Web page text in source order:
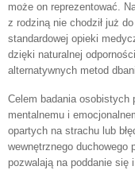
może on reprezentować.
z rodziną nie chodził już
standardowej opieki
dzięki naturalnej
alternatywnych metod
Celem badania osobistych
mentalnemu i
opartych na strachu lub
wewnętrznego duchowego
pozwalają na poddanie